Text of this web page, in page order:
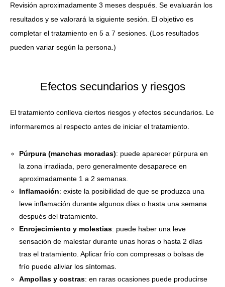
Revisión aproximadamente 3 meses después. Se evaluarán los
resultados y se valorará la siguiente sesión. El objetivo es
completar el tratamiento en 5 a 7 sesiones. (Los resultados
pueden variar según la persona.)
Efectos secundarios y riesgos
El tratamiento conlleva ciertos riesgos y efectos secundarios. Le
informaremos al respecto antes de iniciar el tratamiento.
Púrpura (manchas moradas): puede aparecer púrpura en
la zona irradiada, pero generalmente desaparece en
aproximadamente 1 a 2 semanas.
Inflamación: existe la posibilidad de que se produzca una
leve inflamación durante algunos días o hasta una semana
después del tratamiento.
Enrojecimiento y molestias: puede haber una leve
sensación de malestar durante unas horas o hasta 2 días
tras el tratamiento. Aplicar frío con compresas o bolsas de
frío puede aliviar los síntomas.
Ampollas y costras: en raras ocasiones puede producirse